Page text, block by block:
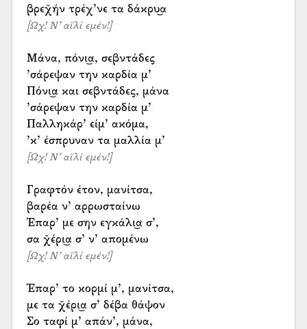
βρεχ̌ήν τρέχ’νε τα δάκρυ͜α
[Ωχ! Ν’ αϊλί εμέν!]
Μάνα, πόνι͜α, σεβντάδες
’σάρεψαν την καρδία μ’
Πόνι͜α και σεβντάδες, μάνα
’σάρεψαν την καρδία μ’
Παλληκάρ’ είμ’ ακόμα,
[Ωχ! Ν’ αϊλί εμέν!]
Γραφτόν έτον, μανίτσα,
βαρέα ν’ αρρωσταίνω
Έπαρ’ με σην εγκάλι͜α σ’,
[Ωχ! Ν’ αϊλί εμέν!]
Έπαρ’ το κορμί μ’, μανίτσα,
με τα χ̌έρι͜α σ’ δέβα θάψον
Σο ταφί μ’ απάν’, μάνα,